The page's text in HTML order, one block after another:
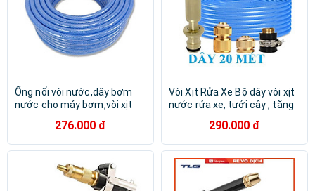
Ống nối vòi nước,dây bơm
nước cho máy bơm,vòi xịt
206576 (xanh)276.000 đ
Vòi Xịt Rửa Xe️ Bộ dây vòi xịt
nước rửa xe, tưới cây , tăng
đầu đồng, cút đồng
290.000 đ